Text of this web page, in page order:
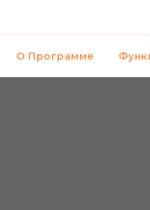
О Программе